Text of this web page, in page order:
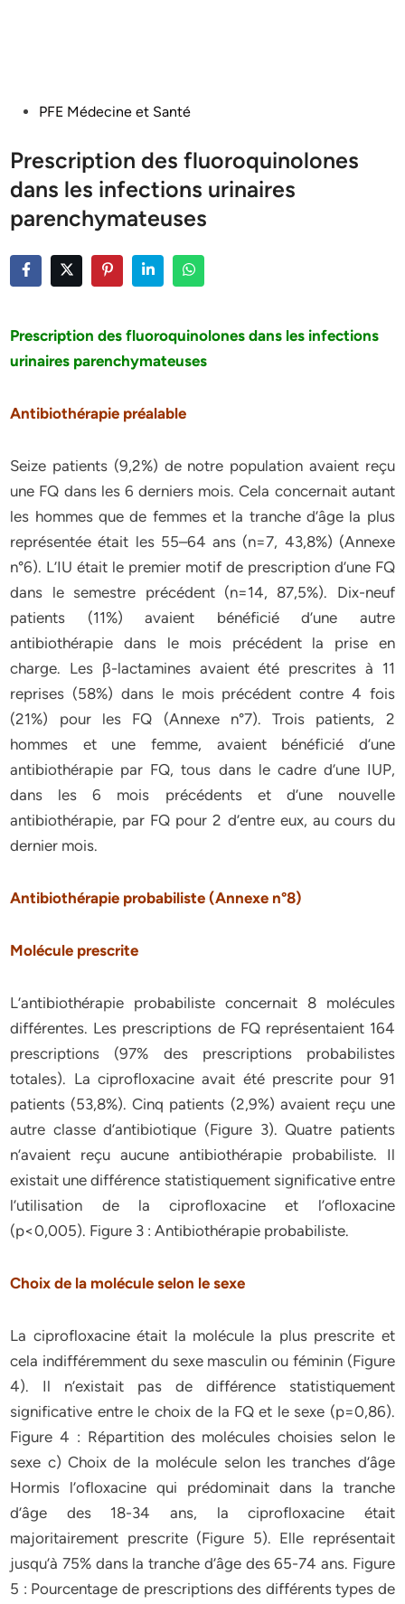
PostedPFE Médecine et Santé
Prescription des fluoroquinolones
dans les infections urinaires
parenchymateuses
Prescription des fluoroquinolones dans les infections
urinaires parenchymateuses
Antibiothérapie préalable
Seize patients (9,2%) de notre population avaient reçu
une FQ dans les 6 derniers mois. Cela concernait autant
les hommes que de femmes et la tranche d’âge la plus
représentée était les 55–64 ans (n=7, 43,8%) (Annexe
n°6). L’IU était le premier motif de prescription d’une FQ
dans le semestre précédent (n=14, 87,5%). Dix-neuf
patients (11%) avaient bénéficié d’une autre
antibiothérapie dans le mois précédent la prise en
charge. Les β-lactamines avaient été prescrites à 11
reprises (58%) dans le mois précédent contre 4 fois
(21%) pour les FQ (Annexe n°7). Trois patients, 2
hommes et une femme, avaient bénéficié d’une
antibiothérapie par FQ, tous dans le cadre d’une IUP,
dans les 6 mois précédents et d’une nouvelle
antibiothérapie, par FQ pour 2 d’entre eux, au cours du
dernier mois.
Antibiothérapie probabiliste (Annexe n°8)
Molécule prescrite
L’antibiothérapie probabiliste concernait 8 molécules
différentes. Les prescriptions de FQ représentaient 164
prescriptions (97% des prescriptions probabilistes
totales). La ciprofloxacine avait été prescrite pour 91
patients (53,8%). Cinq patients (2,9%) avaient reçu une
autre classe d’antibiotique (Figure 3). Quatre patients
n’avaient reçu aucune antibiothérapie probabiliste. Il
existait une différence statistiquement significative entre
l’utilisation de la ciprofloxacine et l’ofloxacine
(p<0,005). Figure 3 : Antibiothérapie probabiliste.
Choix de la molécule selon le sexe
La ciprofloxacine était la molécule la plus prescrite et
cela indifféremment du sexe masculin ou féminin (Figure
4). Il n’existait pas de différence statistiquement
significative entre le choix de la FQ et le sexe (p=0,86).
Figure 4 : Répartition des molécules choisies selon le
sexe c) Choix de la molécule selon les tranches d’âge
Hormis l’ofloxacine qui prédominait dans la tranche
d’âge des 18-34 ans, la ciprofloxacine était
majoritairement prescrite (Figure 5). Elle représentait
jusqu’à 75% dans la tranche d’âge des 65-74 ans. Figure
5 : Pourcentage de prescriptions des différents types de